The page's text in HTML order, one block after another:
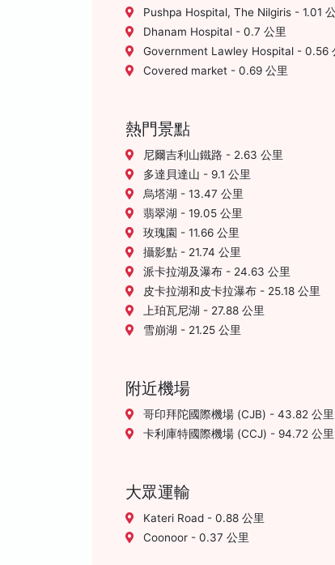
Pushpa Hospital, The Nilgiris - 1.01
Dhanam Hospital - 0.7 公里
Government Lawley Hospital - 0.56
Covered market - 0.69 公里
熱門景點
尼爾吉利山鐵路 - 2.63 公里
多達貝達山 - 9.1 公里
烏塔湖 - 13.47 公里
翡翠湖 - 19.05 公里
玫瑰園 - 11.66 公里
攝影點 - 21.74 公里
派卡拉湖及瀑布 - 24.63 公里
皮卡拉湖和皮卡拉瀑布 - 25.18 公里
上珀瓦尼湖 - 27.88 公里
雪崩湖 - 21.25 公里
附近機場
哥印拜陀國際機場 (CJB) - 43.82 公里
卡利庫特國際機場 (CCJ) - 94.72 公里
大眾運輸
Kateri Road - 0.88 公里
Coonoor - 0.37 公里